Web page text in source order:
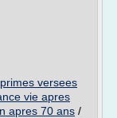
versees
vie apres
apres 70 ans /